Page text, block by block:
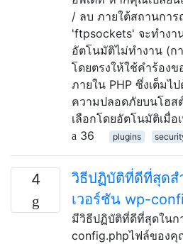
/ ลบ ภายใต้สถานกา
'ftpsockets' จะทำงา
อัตโนมัติไม่ทำงาน (ก
โดยตรงให้ใช้คำร้อง
ภายใน PHP ซึ่งเต็มไ
ความปลอดภัยบนโฮส
เลือกโดยอัตโนมัติเมื่อ
36
plugins
4
วิธีปฏิบัติที่ดีที่สุดส
เวอร์ชัน wp-
มีวิธีปฏิบัติที่ดีที่สุดในก
config.phpไฟล์ของ